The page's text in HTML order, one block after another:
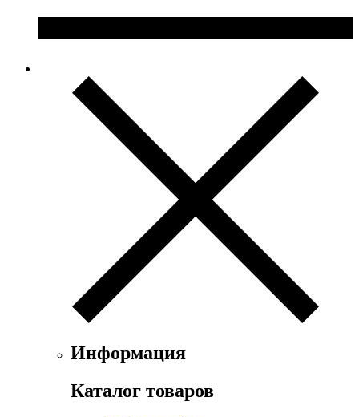
Информация
Каталог товаров